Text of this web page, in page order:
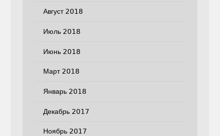
Август 2018
Июль 2018
Июнь 2018
Март 2018
Январь 2018
Декабрь 2017
Ноябрь 2017